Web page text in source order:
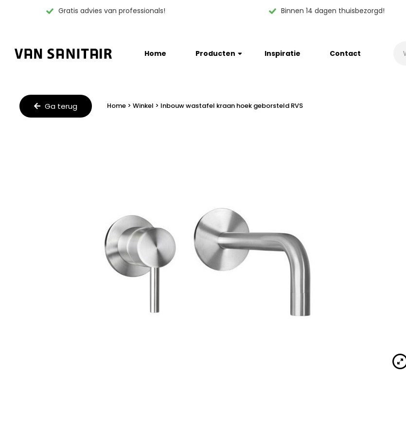
Gratis advies van professionals! Binnen 14 dagen thuisbezorgd!
Home Producten Inspiratie Contact
Ga terug Home > Winkel > Inbouw wastafel kraan hoek geborsteld RVS